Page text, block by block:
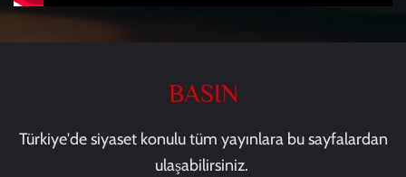
BASIN
Türkiye'de siyaset konulu tüm yayınlara bu sayfalardan
ulaşabilirsiniz.